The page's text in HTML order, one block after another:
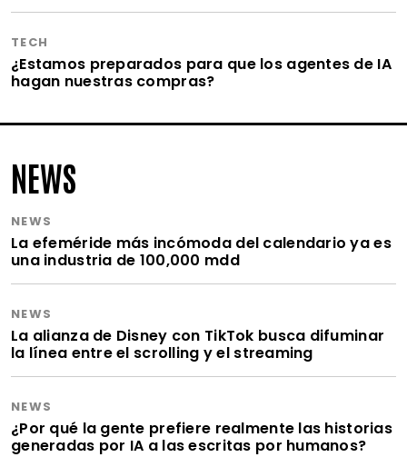
TECH
¿Estamos preparados para que los agentes de IA
hagan nuestras compras?
NEWS
NEWS
La efeméride más incómoda del calendario ya es
una industria de 100,000 mdd
NEWS
La alianza de Disney con TikTok busca difuminar
la línea entre el scrolling y el streaming
NEWS
¿Por qué la gente prefiere realmente las historias
generadas por IA a las escritas por humanos?